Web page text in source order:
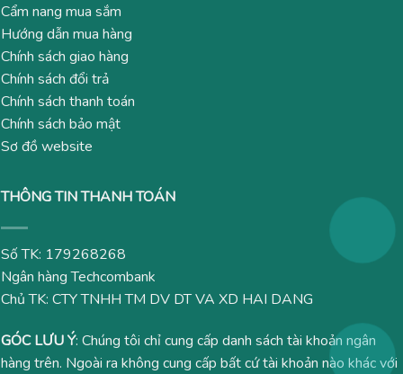
Cẩm nang mua sắm
Hướng dẫn mua hàng
Chính sách giao hàng
Chính sách đổi trả
Chính sách thanh toán
Chính sách bảo mật
Sơ đồ website
THÔNG TIN THANH TOÁN
Số TK: 179268268
Ngân hàng Techcombank
Chủ TK: CTY TNHH TM DV DT VA XD HAI DANG
GÓC LƯU Ý: Chúng tôi chỉ cung cấp danh sách tài khoản ngân
hàng trên. Ngoài ra không cung cấp bất cứ tài khoản nào khác với